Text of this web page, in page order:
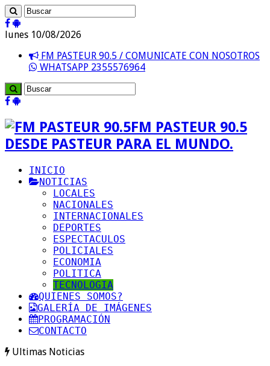
lunes 10/08/2026
FM PASTEUR 90.5 / COMUNICATE CON NOSOTROS
WHATSAPP 2355576964
FM PASTEUR 90.5
DESDE PASTEUR PARA EL MUNDO.
INICIO
NOTICIAS
LOCALES
NACIONALES
INTERNACIONALES
DEPORTES
ESPECTACULOS
POLICIALES
ECONOMIA
POLITICA
TECNOLOGIA
QUIENES SOMOS?
GALERÍA DE IMÁGENES
PROGRAMACIÓN
CONTACTO
Ultimas Noticias